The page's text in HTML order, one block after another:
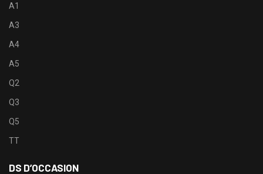
A1
A3
A4
A5
Q2
Q3
Q5
TT
DS D’OCCASION